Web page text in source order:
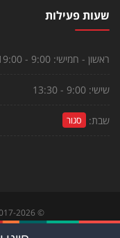
שעות פעילות
ראשון - חמישי: 9:00 - 19:00
שישי: 9:00 - 13:30
שבת: סגור
©
2026
צור קשר
|